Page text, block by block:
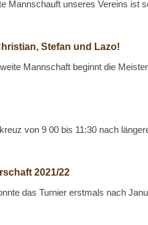
Mannschauft unseres Vereins ist
Stefan und Lazo!
Mannschaft beginnt die
von 9 00 bis 11:30 nach
2021/22
das Turnier erstmals nach